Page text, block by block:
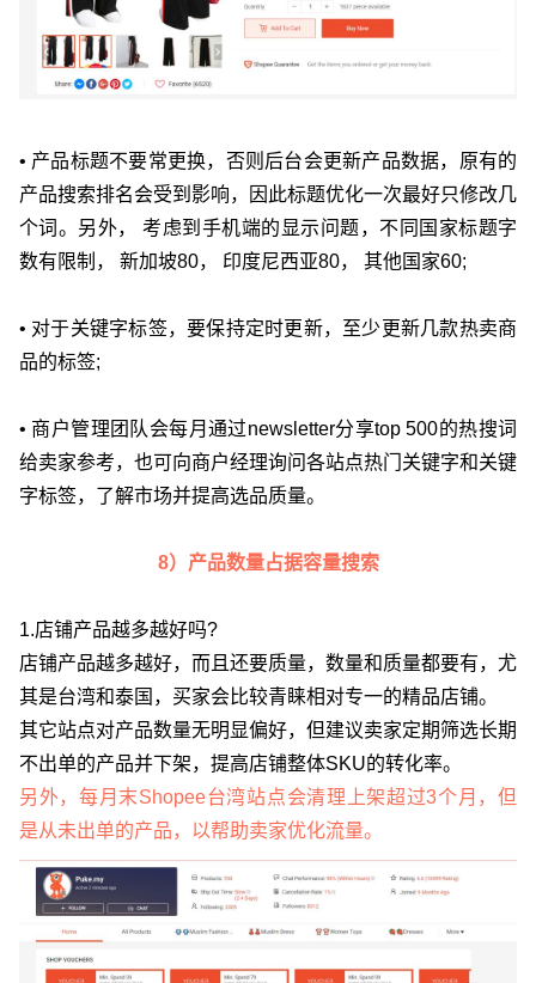
• 产品标题不要常更换，否则后台会更新产品数据，原有的
产品搜索排名会受到影响，因此标题优化一次最好只修改几
个词。另外， 考虑到手机端的显示问题，不同国家标题字
数有限制， 新加坡80， 印度尼西亚80， 其他国家60;
• 对于关键字标签，要保持定时更新，至少更新几款热卖商
品的标签;
• 商户管理团队会每月通过newsletter分享top 500的热搜词
给卖家参考，也可向商户经理询问各站点热门关键字和关键
字标签，了解市场并提高选品质量。
8）产品数量占据容量搜索
1.店铺产品越多越好吗?
店铺产品越多越好，而且还要质量，数量和质量都要有，尤
其是台湾和泰国，买家会比较青睐相对专一的精品店铺。
其它站点对产品数量无明显偏好，但建议卖家定期筛选长期
不出单的产品并下架，提高店铺整体SKU的转化率。
另外，每月末Shopee台湾站点会清理上架超过3个月，但
是从未出单的产品，以帮助卖家优化流量。